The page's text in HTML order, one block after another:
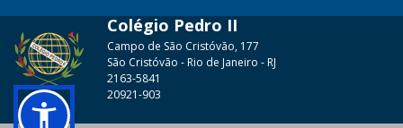
Colégio Pedro II
Campo de São Cristóvão, 177
São Cristóvão - Rio de Janeiro - RJ
2163-5841
20921-903